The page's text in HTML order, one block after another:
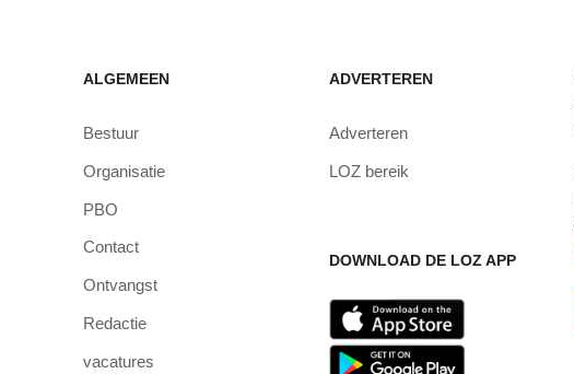
ALGEMEEN
Bestuur
Organisatie
PBO
Contact
Ontvangst
Redactie
vacatures
ADVERTEREN
Adverteren
LOZ bereik
DOWNLOAD DE LOZ APP